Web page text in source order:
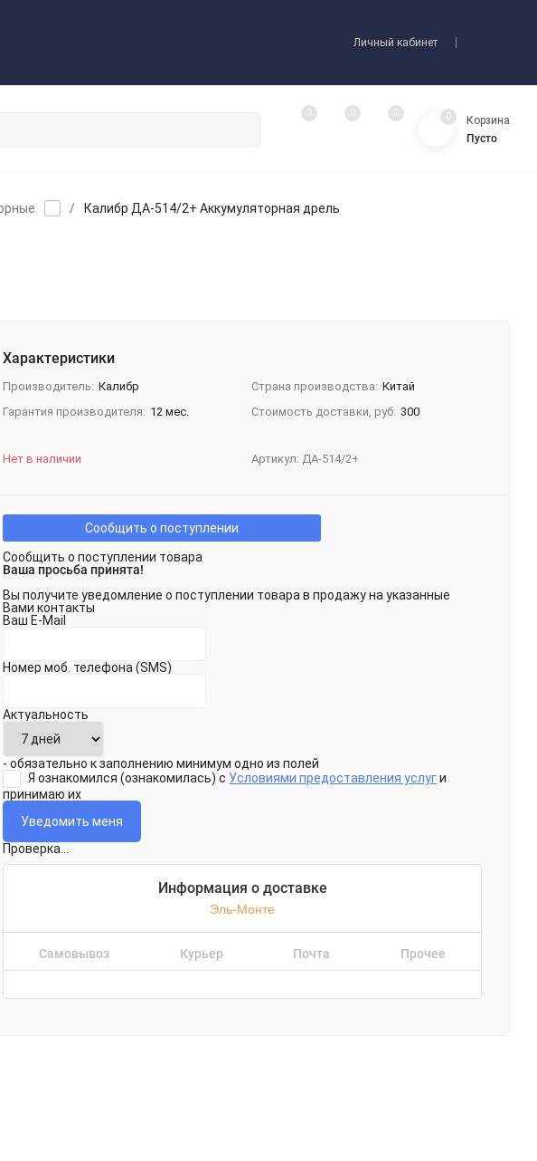
Личный кабинет
0 0 0 0
Корзина
Пусто
/ Калибр ДА-514/2+ Аккумуляторная дрель
Характеристики
Производитель: Калибр Страна производства: Китай
Гарантия производителя: 12 мес. Стоимость доставки, руб: 300
Артикул: ДА-514/2+
Нет в наличии
Сообщить о поступлении
Сообщить о поступлении товара
Ваша просьба принята!
Вы получите уведомление о поступлении товара в продажу на указанные
Вами контакты
Ваш E-Mail
Номер моб. телефона (SMS)
Актуальность
- обязательно к заполнению минимум одно из полей
Я ознакомился (ознакомилась) с Условиями предоставления услуги
принимаю их
Проверка...
Информация о доставке
Эль-Монте
Самовывоз Курьер Почта Прочее